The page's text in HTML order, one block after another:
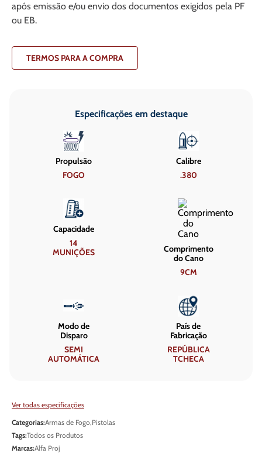
após emissão e/ou envio dos documentos exigidos pela PF
ou EB.
TERMOS PARA A COMPRA
Especificações em destaque
Propulsão
FOGO
Calibre
.380
Capacidade
14
MUNIÇÕES
Comprimento
do Cano
9CM
Modo de
Disparo
SEMI
AUTOMÁTICA
País de
Fabricação
REPÚBLICA
TCHECA
Ver todas especificações
Categorias:Armas de Fogo,Pistolas
Tags:Todos os Produtos
Marcas:Alfa Proj